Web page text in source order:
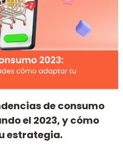
de consumo
el 2023, y cómo
estrategia.